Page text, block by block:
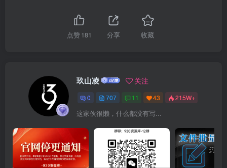
点赞181 分享 收藏
玖山凌 关注
0 707 11 43 215W+
这家伙很懒，什么都没有写...